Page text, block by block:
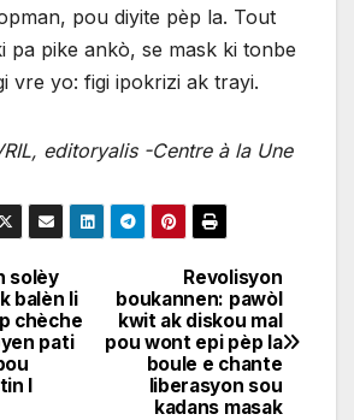
pou diyite pèp la. Tout
pa pike ankò, se mask ki tonbe
vre yo: figi ipokrizi ak trayi.
editoryalis -Centre à la Une
Revolisyon
boukannen: pawòl
kwit ak diskou mal
pou wont epi pèp la
boule e chante
liberasyon sou
kadans masak
solèy
balèn li
chèche
pati
l